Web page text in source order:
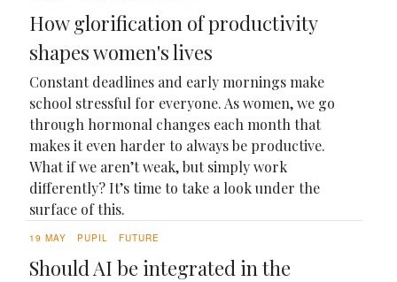
How glorification of productivity
shapes women's lives
Constant deadlines and early mornings make
school stressful for everyone. As women, we go
through hormonal changes each month that
makes it even harder to always be productive.
What if we aren’t weak, but simply work
differently? It’s time to take a look under the
surface of this.
19 MAY PUPIL FUTURE
Should AI be integrated in the